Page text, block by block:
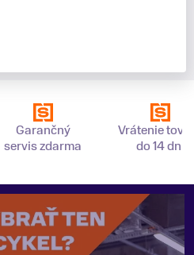
Garančný
servis zdarma
Vrátenie
do 14 dní